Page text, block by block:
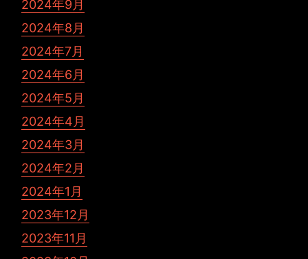
2024年9月
2024年8月
2024年7月
2024年6月
2024年5月
2024年4月
2024年3月
2024年2月
2024年1月
2023年12月
2023年11月